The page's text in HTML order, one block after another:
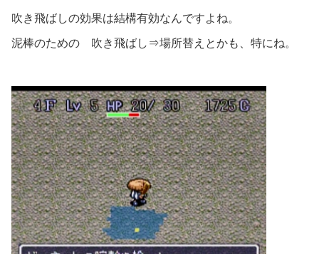
吹き飛ばしの効果は結構有効なんですよね。
泥棒のための 吹き飛ばし⇒場所替えとかも、特にね。